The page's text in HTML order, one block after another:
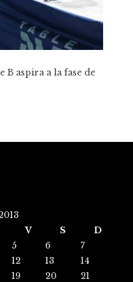
B aspira a la fase de
V S
D
5 6
7
12 13
14
19 20
21